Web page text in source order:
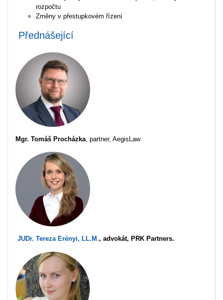
rozpočtu
Změny v přestupkovém řízení
Přednášející
Mgr. Tomáš Procházka, partner, AegisLaw
JUDr. Tereza Erényi, LL.M., advokát, PRK Partners.